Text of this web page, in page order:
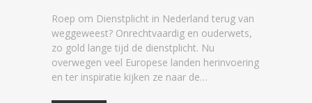
Roep om Dienstplicht in Nederland terug van
weggeweest? Onrechtvaardig en ouderwets,
zo gold lange tijd de dienstplicht. Nu
overwegen veel Europese landen herinvoering
en ter inspiratie kijken ze naar de…